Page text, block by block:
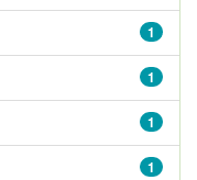
1
1
1
1